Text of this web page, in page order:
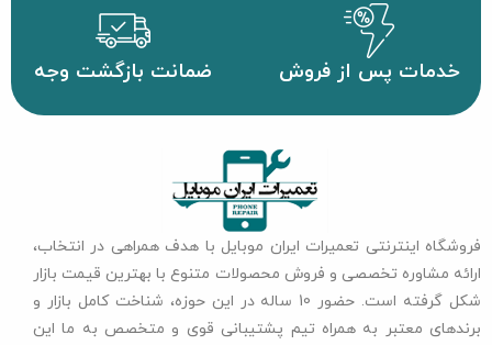
خدمات پس از فروش ضمانت بازگشت وجه
فروشگاه اینترنتی تعمیرات ایران موبایل با هدف همراهی در انتخاب،
ارائه مشاوره تخصصی و فروش محصولات متنوع با بهترین قیمت بازار
شکل گرفته است. حضور 10 ساله در این حوزه، شناخت کامل بازار و
برندهای معتبر به همراه تیم پشتیبانی قوی و متخصص به ما این